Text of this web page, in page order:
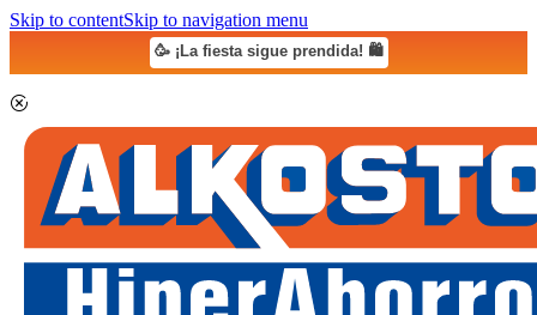
Skip to contentSkip to navigation menu
🥳 ¡La fiesta sigue prendida! 🛍️